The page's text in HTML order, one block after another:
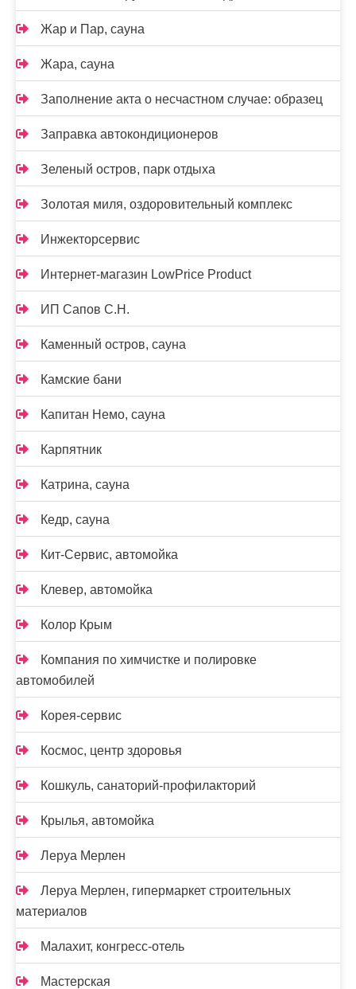
Жар и Пар, сауна
Жара, сауна
Заполнение акта о несчастном случае: образец
Заправка автокондиционеров
Зеленый остров, парк отдыха
Золотая миля, оздоровительный комплекс
Инжекторсервис
Интернет-магазин LowPrice Product
ИП Сапов С.Н.
Каменный остров, сауна
Камские бани
Капитан Немо, сауна
Карпятник
Катрина, сауна
Кедр, сауна
Кит-Сервис, автомойка
Клевер, автомойка
Колор Крым
Компания по химчистке и полировке
автомобилей
Корея-сервис
Космос, центр здоровья
Кошкуль, санаторий-профилакторий
Крылья, автомойка
Леруа Мерлен
Леруа Мерлен, гипермаркет строительных
материалов
Малахит, конгресс-отель
Мастерская